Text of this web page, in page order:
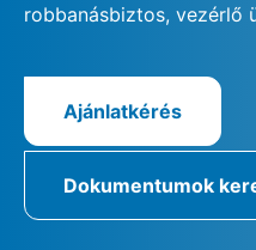
robbanásbiztos, vezérlő
Ajánlatkérés
Dokumentumok